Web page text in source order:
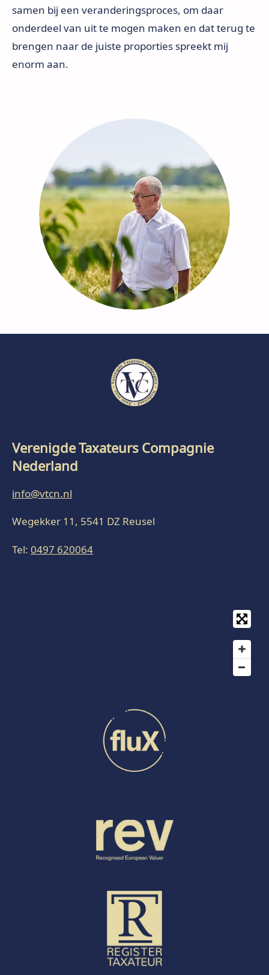
samen bij een veranderingsproces, om daar
onderdeel van uit te mogen maken en dat terug te
brengen naar de juiste proporties spreekt mij
enorm aan.
Verenigde Taxateurs Compagnie
Nederland
info@vtcn.nl
Wegekker 11, 5541 DZ Reusel
Tel:0497 620064